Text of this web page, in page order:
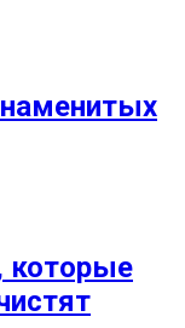
которые